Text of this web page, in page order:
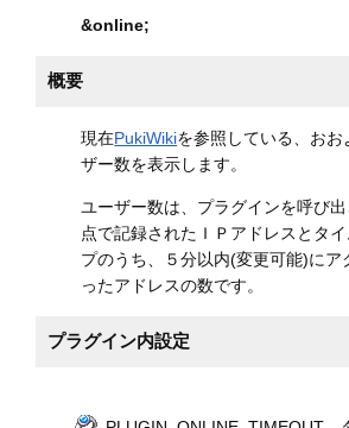
&online;
概要
現在PukiWikiを参照している、おお
ザー数を表示します。
ユーザー数は、プラグインを呼び
点で記録されたＩＰアドレスとタ
プのうち、５分以内(変更可能)にア
ったアドレスの数です。
プラグイン内設定